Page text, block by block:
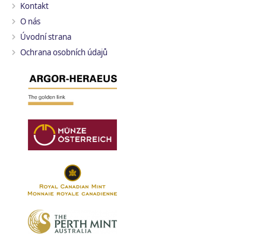
Kontakt
O nás
Úvodní strana
Ochrana osobních údajů